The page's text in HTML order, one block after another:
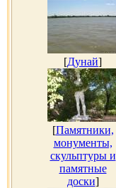
[Дунай]
[Памятники,
монументы,
скульптуры и
памятные
доски]